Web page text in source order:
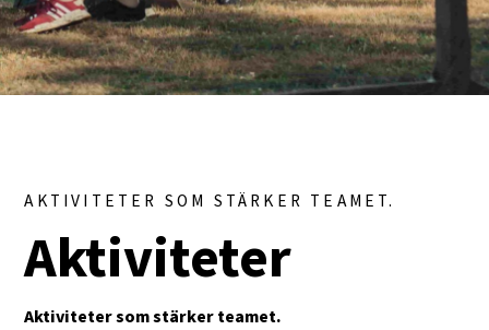
AKTIVITETER SOM STÄRKER TEAMET.
Aktiviteter
Aktiviteter som stärker teamet.